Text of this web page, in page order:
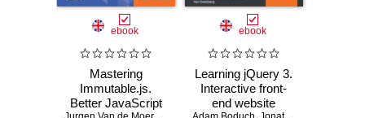
ebook
Mastering
Immutable.js.
Better JavaScript
ebook
Learning jQuery 3.
Interactive front-
end website